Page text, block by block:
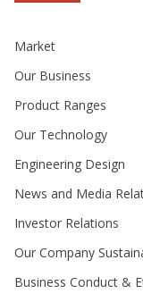
Market
Our Business
Product Ranges
Our Technology
Engineering Design
News and Media
Investor Relations
Our Company
Business Conduct &